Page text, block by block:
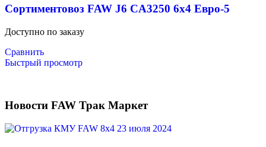
Сортиментовоз FAW J6 CA3250 6х4 Евро-5
Доступно по заказу
Сравнить
Быстрый просмотр
Новости FAW Трак Маркет